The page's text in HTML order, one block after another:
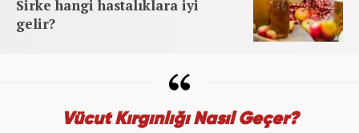
Sirke hangi hastalıklara iyi
gelir?
Vücut Kırgınlığı Nasıl Geçer?